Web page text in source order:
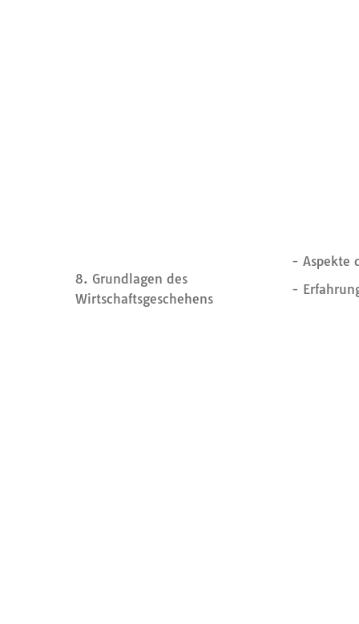
8. Grundlagen des
Wirtschaftsgeschehens
- Aspekte
-